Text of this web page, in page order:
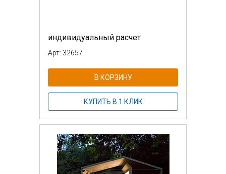
индивидуальный расчет
Арт: 32657
В КОРЗИНУ
КУПИТЬ В 1 КЛИК